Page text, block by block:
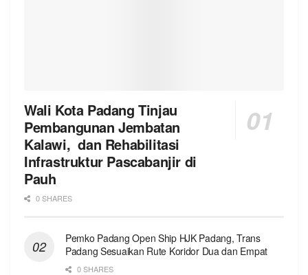
Wali Kota Padang Tinjau
Pembangunan Jembatan
Kalawi, dan Rehabilitasi
Infrastruktur Pascabanjir di
Pauh
0 SHARES
Pemko Padang Open Ship HJK Padang, Trans
Padang Sesuaikan Rute Koridor Dua dan Empat
0 SHARES